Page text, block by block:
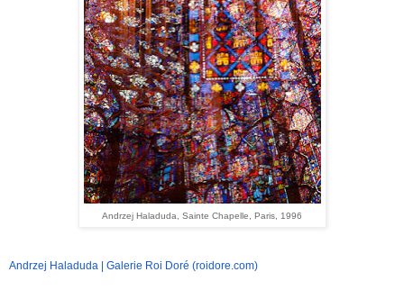
Andrzej Haladuda, Sainte Chapelle, Paris, 1996
Andrzej Haladuda | Galerie Roi Doré (roidore.com)